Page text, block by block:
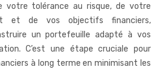
tolérance au risque, de votre
et de vos objectifs financiers,
un portefeuille adapté à vos
C’est une étape cruciale pour
à long terme en minimisant les